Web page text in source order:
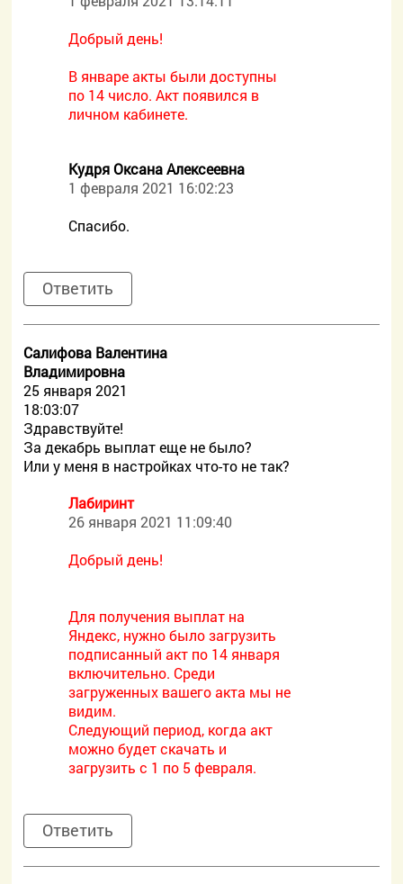
Добрый день!
В январе акты были доступны
по 14 число. Акт появился в
личном кабинете.
Кудря Оксана Алексеевна
1 февраля 2021 16:02:23
Спасибо.
Ответить
Салифова Валентина
Владимировна
25 января 2021
18:03:07
Здравствуйте!
За декабрь выплат еще не было?
Или у меня в настройках что-то не так?
Лабиринт
26 января 2021 11:09:40
Добрый день!
Для получения выплат на
Яндекс, нужно было загрузить
подписанный акт по 14 января
включительно. Среди
загруженных вашего акта мы не
видим.
Следующий период, когда акт
можно будет скачать и
загрузить с 1 по 5 февраля.
Ответить